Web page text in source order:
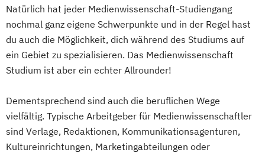
Natürlich hat jeder Medienwissenschaft-Studiengang
nochmal ganz eigene Schwerpunkte und in der Regel hast
du auch die Möglichkeit, dich während des Studiums auf
ein Gebiet zu spezialisieren. Das Medienwissenschaft
Studium ist aber ein echter Allrounder!
Dementsprechend sind auch die beruflichen Wege
vielfältig. Typische Arbeitgeber für Medienwissenschaftler
sind Verlage, Redaktionen, Kommunikationsagenturen,
Kultureinrichtungen, Marketingabteilungen oder